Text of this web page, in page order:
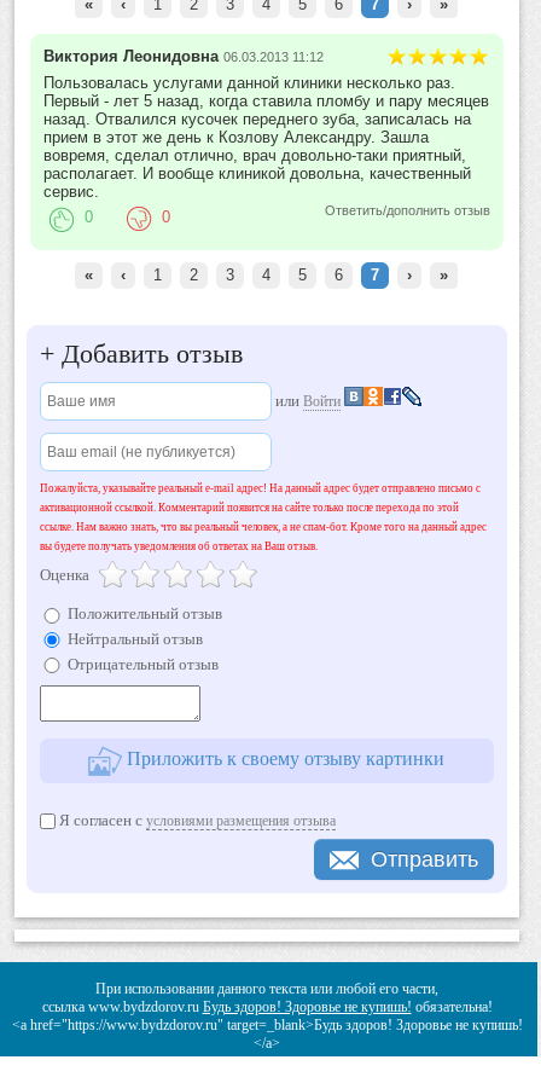
« ‹ 1 2 3 4 5 6 7 › »
Виктория Леонидовна 06.03.2013 11:12
Пользовалась услугами данной клиники несколько раз.
Первый - лет 5 назад, когда ставила пломбу и пару месяцев
назад. Отвалился кусочек переднего зуба, записалась на
прием в этот же день к Козлову Александру. Зашла
вовремя, сделал отлично, врач довольно-таки приятный,
располагает. И вообще клиникой довольна, качественный
сервис.
Ответить/дополнить отзыв
0 0
« ‹ 1 2 3 4 5 6 7 › »
+ Добавить отзыв
или Войти
Пожалуйста, указывайте реальный e-mail адрес! На данный адрес будет отправлено письмо с
активационной ссылкой. Комментарий появится на сайте только после перехода по этой
ссылке. Нам важно знать, что вы реальный человек, а не спам-бот. Кроме того на данный адрес
вы будете получать уведомления об ответах на Ваш отзыв.
Оценка
Положительный отзыв
Нейтральный отзыв
Отрицательный отзыв
Приложить к своему отзыву картинки
Я согласен с условиями размещения отзыва
Отправить
При использовании данного текста или любой его части,
ссылка www.bydzdorov.ru Будь здоров! Здоровье не купишь! обязательна!
<a href="https://www.bydzdorov.ru" target=_blank>Будь здоров! Здоровье не купишь!
</a>